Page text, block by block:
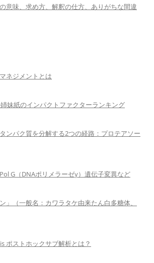
意味、求め方、解釈の仕方、ありがちな間違
ネジメントとは
妹紙のインパクトファクターランキング
ンパク質を分解する2つの経路：プロテアソー
G（DNAポリメラーゼγ）遺伝子変異など
」（一般名：カワラタケ由来たん白多糖体、
ポストホックサブ解析とは？